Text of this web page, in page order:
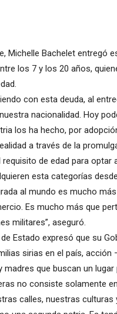
Michelle Bachelet entregó
los 7 y los 20 años,
con esta deuda, al
nacionalidad. Hoy
los ha hecho, por
a través de la
requisito de edad para
esta categorías
al mundo es mucho
Es mucho más que
militares”, aseguró.
Estado expresó que su
sirias en el país, acción
madres que buscan un
no consiste solamente
calles, nuestras